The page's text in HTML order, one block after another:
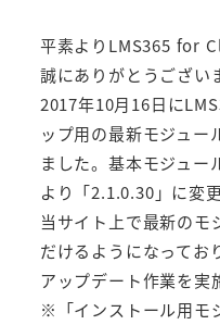
平素よりLMS365 for
誠にありがとうござい
2017年10月16日に
ップ用の最新モジュー
ました。基本モジュー
より「2.1.0.30」に変
当サイト上で最新のモ
だけるようになってお
アップデート作業を実
※「インストール用モ